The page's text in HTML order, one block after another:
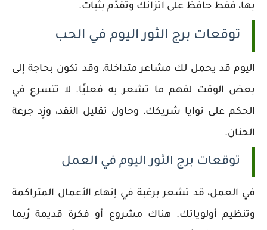
بها، فقط حافظ على اتزانك وتقدّم بثبات.
توقعات برج الثور اليوم في الحب
اليوم قد يحمل لك مشاعر متداخلة، وقد تكون بحاجة إلى
بعض الوقت لفهم ما تشعر به فعليًا. لا تتسرع في
الحكم على نوايا شريكك، وحاول تقليل النقد، وزِد جرعة
الحنان.
توقعات برج الثور اليوم في العمل
في العمل، قد تشعر برغبة في إنهاء الأعمال المتراكمة
وتنظيم أولوياتك. هناك مشروع أو فكرة قديمة رُبما